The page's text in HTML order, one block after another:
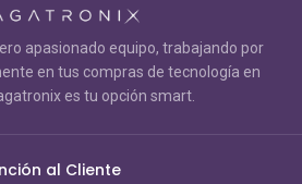
apasionado equipo, trabajando por
en tus compras de tecnología en
es tu opción smart.
al Cliente